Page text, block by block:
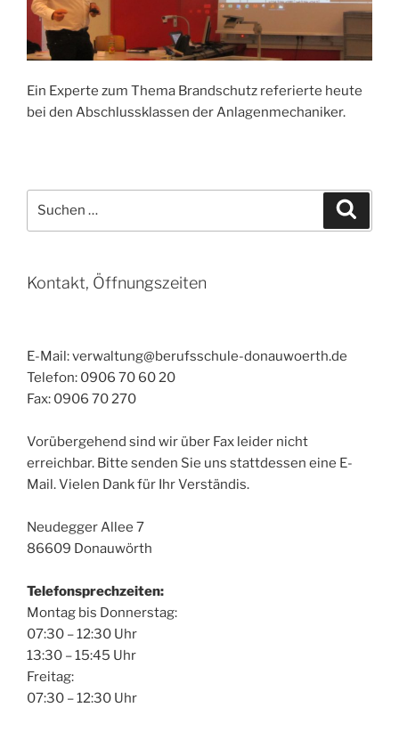
Ein Experte zum Thema Brandschutz referierte heute
bei den Abschlussklassen der Anlagenmechaniker.
nach:
Kontakt, Öffnungszeiten
E-Mail: verwaltung@berufsschule-donauwoerth.de
Telefon: 0906 70 60 20
Fax: 0906 70 270
Vorübergehend sind wir über Fax leider nicht
erreichbar. Bitte senden Sie uns stattdessen eine E-
Mail. Vielen Dank für Ihr Verständis.
Neudegger Allee 7
86609 Donauwörth
Telefonsprechzeiten:
Montag bis Donnerstag:
07:30 – 12:30 Uhr
13:30 – 15:45 Uhr
Freitag:
07:30 – 12:30 Uhr